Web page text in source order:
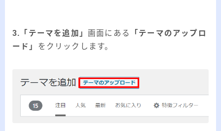
3.「テーマを追加」 画面にある
「テーマのアップロ
ード」 をクリックします。